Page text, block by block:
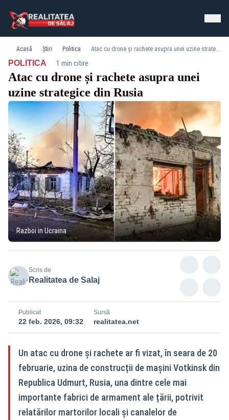
Acasă Știri Politica Atac cu drone și rachete asupra unei uzine strategice din Rusia
POLITICA· 1 min citire
Atac cu drone și rachete asupra unei
uzine strategice din Rusia
Razboi in Ucraina
Scris de
Realitatea de Salaj
Publicat
22 feb. 2026, 09:32
Sursă
realitatea.net
Un atac cu drone și rachete ar fi vizat, în seara de 20
februarie, uzina de construcții de mașini Votkinsk din
Republica Udmurt, Rusia, una dintre cele mai
importante fabrici de armament ale țării, potrivit
relatărilor martorilor locali și canalelor de